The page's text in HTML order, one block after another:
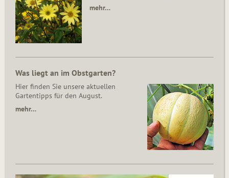
mehr…
Was liegt an im Obstgarten?
Hier finden Sie unsere aktuellen
Gartentipps für den August.
mehr…